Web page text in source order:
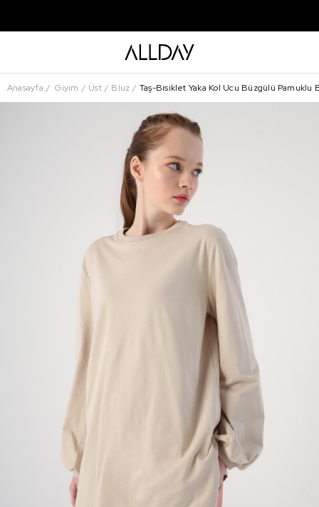
Anasayfa Giyim Üst Bluz Taş-Bisiklet Yaka Kol Ucu Büzgülü Pamuklu